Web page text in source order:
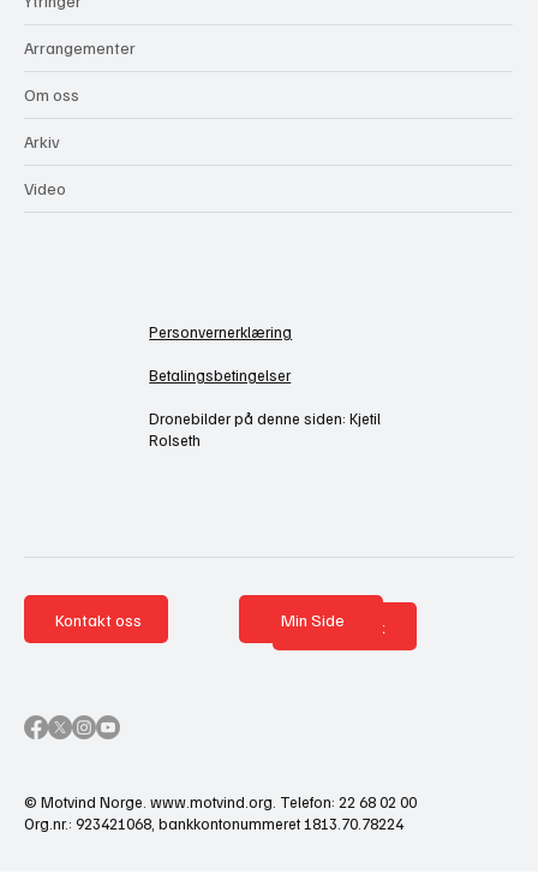
Arrangementer
Om oss
Arkiv
Video
Personvernerklæring
Betalingsbetingelser
Dronebilder på denne siden: Kjetil
Rolseth
Kontakt oss Nettbutikk
Min Side
© Motvind Norge. www.motvind.org . Telefon: 22 68 02 00
Org.nr.: 923421068, bankkontonummeret 1813.70.78224